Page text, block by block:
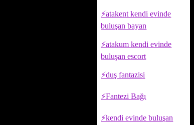
atakent kendi evinde
buluşan bayan
atakum kendi evinde
buluşan escort
duş fantazisi
Fantezi Bağı
kendi evinde buluşan